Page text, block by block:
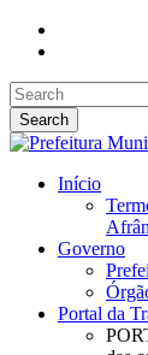
Skip
content
Search
Close
search
Menu
Início
Governo
Portal da